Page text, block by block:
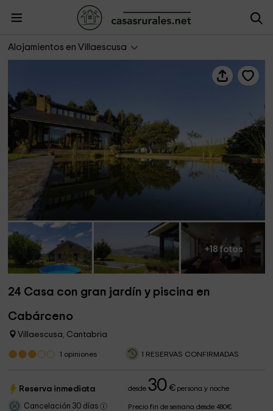
Alojamientos en Villaescusa
24 Casa con gran jardín y piscina en Cabárceno
+18 fotos
24 Casa con gran jardín y piscina en
Cabárceno
Villaescusa, Cantabria
1 opiniones 1 RESERVAS CONFIRMADAS
Reserva inmediata desde30 €persona y noche
Cancelación 30 días Precio fin de semana desde 480€